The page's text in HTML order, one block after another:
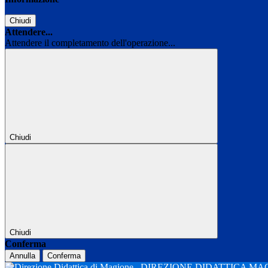
Chiudi
Attendere...
Attendere il completamento dell'operazione...
Chiudi
Chiudi
Conferma
Annulla Conferma